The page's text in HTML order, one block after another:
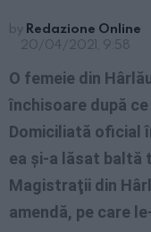
by Redazione Online
20/04/2021, 9:58
O femeie din
închisoare după
Domiciliată oficial
ea şi-a lăsat baltă
Magistraţii din
amendă, pe care